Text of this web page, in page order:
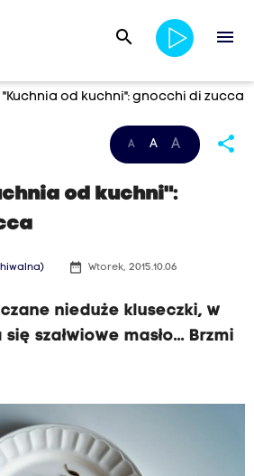
search menu
"Kuchnia od kuchni": gnocchi di zucca
A A A share
od kuchni":
date_range Wtorek, 2015.10.06
nieduże kluseczki, w
szałwiowe masło... Brzmi